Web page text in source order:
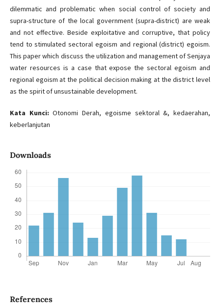
dilemmatic and problematic when social control of society and
supra-structure of the local government (supra-district) are weak
and not effective. Beside exploitative and corruptive, that policy
tend to stimulated sectoral egoism and regional (district) egoism.
This paper which discuss the utilization and management of Senjaya
water resources is a case that expose the sectoral egoism and
regional egoism at the political decision making at the district level
as the spirit of unsustainable development.
Kata Kunci: Otonomi Derah, egoisme sektoral &, kedaerahan,
keberlanjutan
Downloads
References